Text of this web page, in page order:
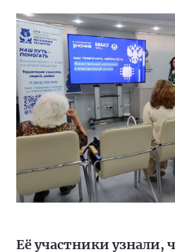
Её участники